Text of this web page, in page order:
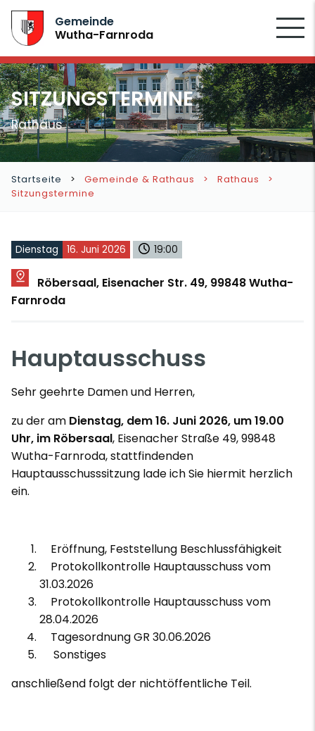
Gemeinde
Wutha-Farnroda
SITZUNGSTERMINE
Rathaus
Startseite Gemeinde & Rathaus
Rathaus
Sitzungstermine
Dienstag 16. Juni 2026 19:00
Röbersaal, Eisenacher Str. 49, 99848 Wutha-
Farnroda
Hauptausschuss
Sehr geehrte Damen und Herren,
zu der am Dienstag, dem 16. Juni 2026, um 19.00
Uhr, im Röbersaal, Eisenacher Straße 49, 99848
Wutha-Farnroda, stattfindenden
Hauptausschusssitzung lade ich Sie hiermit herzlich
ein.
Eröffnung, Feststellung Beschlussfähigkeit
Protokollkontrolle Hauptausschuss vom
31.03.2026
Protokollkontrolle Hauptausschuss vom
28.04.2026
Tagesordnung GR 30.06.2026
Sonstiges
anschließend folgt der nichtöffentliche Teil.